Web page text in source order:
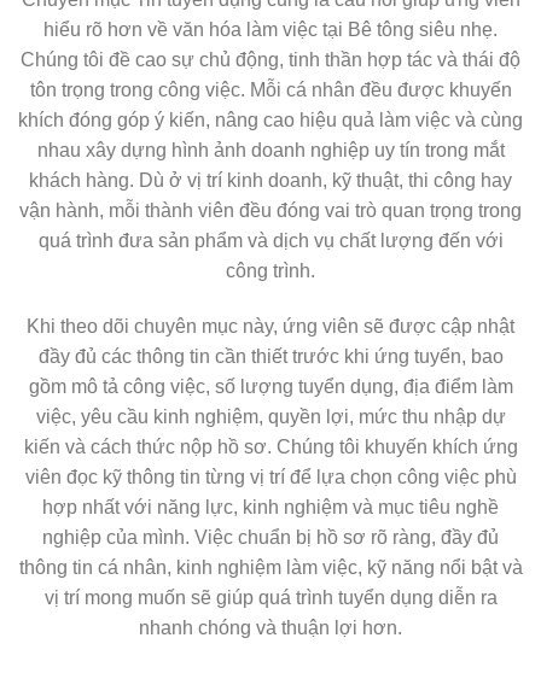
hiểu rõ hơn về văn hóa làm việc tại Bê tông siêu nhẹ.
Chúng tôi đề cao sự chủ động, tinh thần hợp tác và thái độ
tôn trọng trong công việc. Mỗi cá nhân đều được khuyến
khích đóng góp ý kiến, nâng cao hiệu quả làm việc và cùng
nhau xây dựng hình ảnh doanh nghiệp uy tín trong mắt
khách hàng. Dù ở vị trí kinh doanh, kỹ thuật, thi công hay
vận hành, mỗi thành viên đều đóng vai trò quan trọng trong
quá trình đưa sản phẩm và dịch vụ chất lượng đến với
công trình.
Khi theo dõi chuyên mục này, ứng viên sẽ được cập nhật
đầy đủ các thông tin cần thiết trước khi ứng tuyển, bao
gồm mô tả công việc, số lượng tuyển dụng, địa điểm làm
việc, yêu cầu kinh nghiệm, quyền lợi, mức thu nhập dự
kiến và cách thức nộp hồ sơ. Chúng tôi khuyến khích ứng
viên đọc kỹ thông tin từng vị trí để lựa chọn công việc phù
hợp nhất với năng lực, kinh nghiệm và mục tiêu nghề
nghiệp của mình. Việc chuẩn bị hồ sơ rõ ràng, đầy đủ
thông tin cá nhân, kinh nghiệm làm việc, kỹ năng nổi bật và
vị trí mong muốn sẽ giúp quá trình tuyển dụng diễn ra
nhanh chóng và thuận lợi hơn.